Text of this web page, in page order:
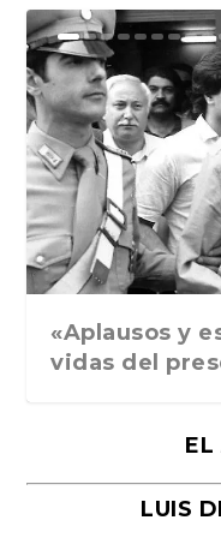
Ground
«Rafael:
Georges de
Robert
«Aplausos y
vidas del
LUIS